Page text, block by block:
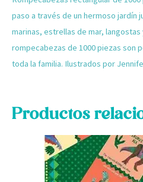
paso a través de un hermoso jardín
marinas, estrellas de mar,
rompecabezas de 1000 piezas son
toda la familia. Ilustrados por
Productos